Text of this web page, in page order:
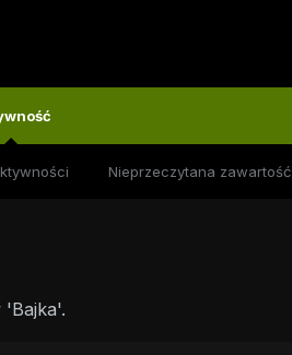
Nieprzeczytana zawartość
'Bajka'.